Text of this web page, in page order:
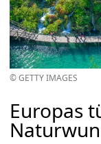
© GETTY IMAGES
Europas